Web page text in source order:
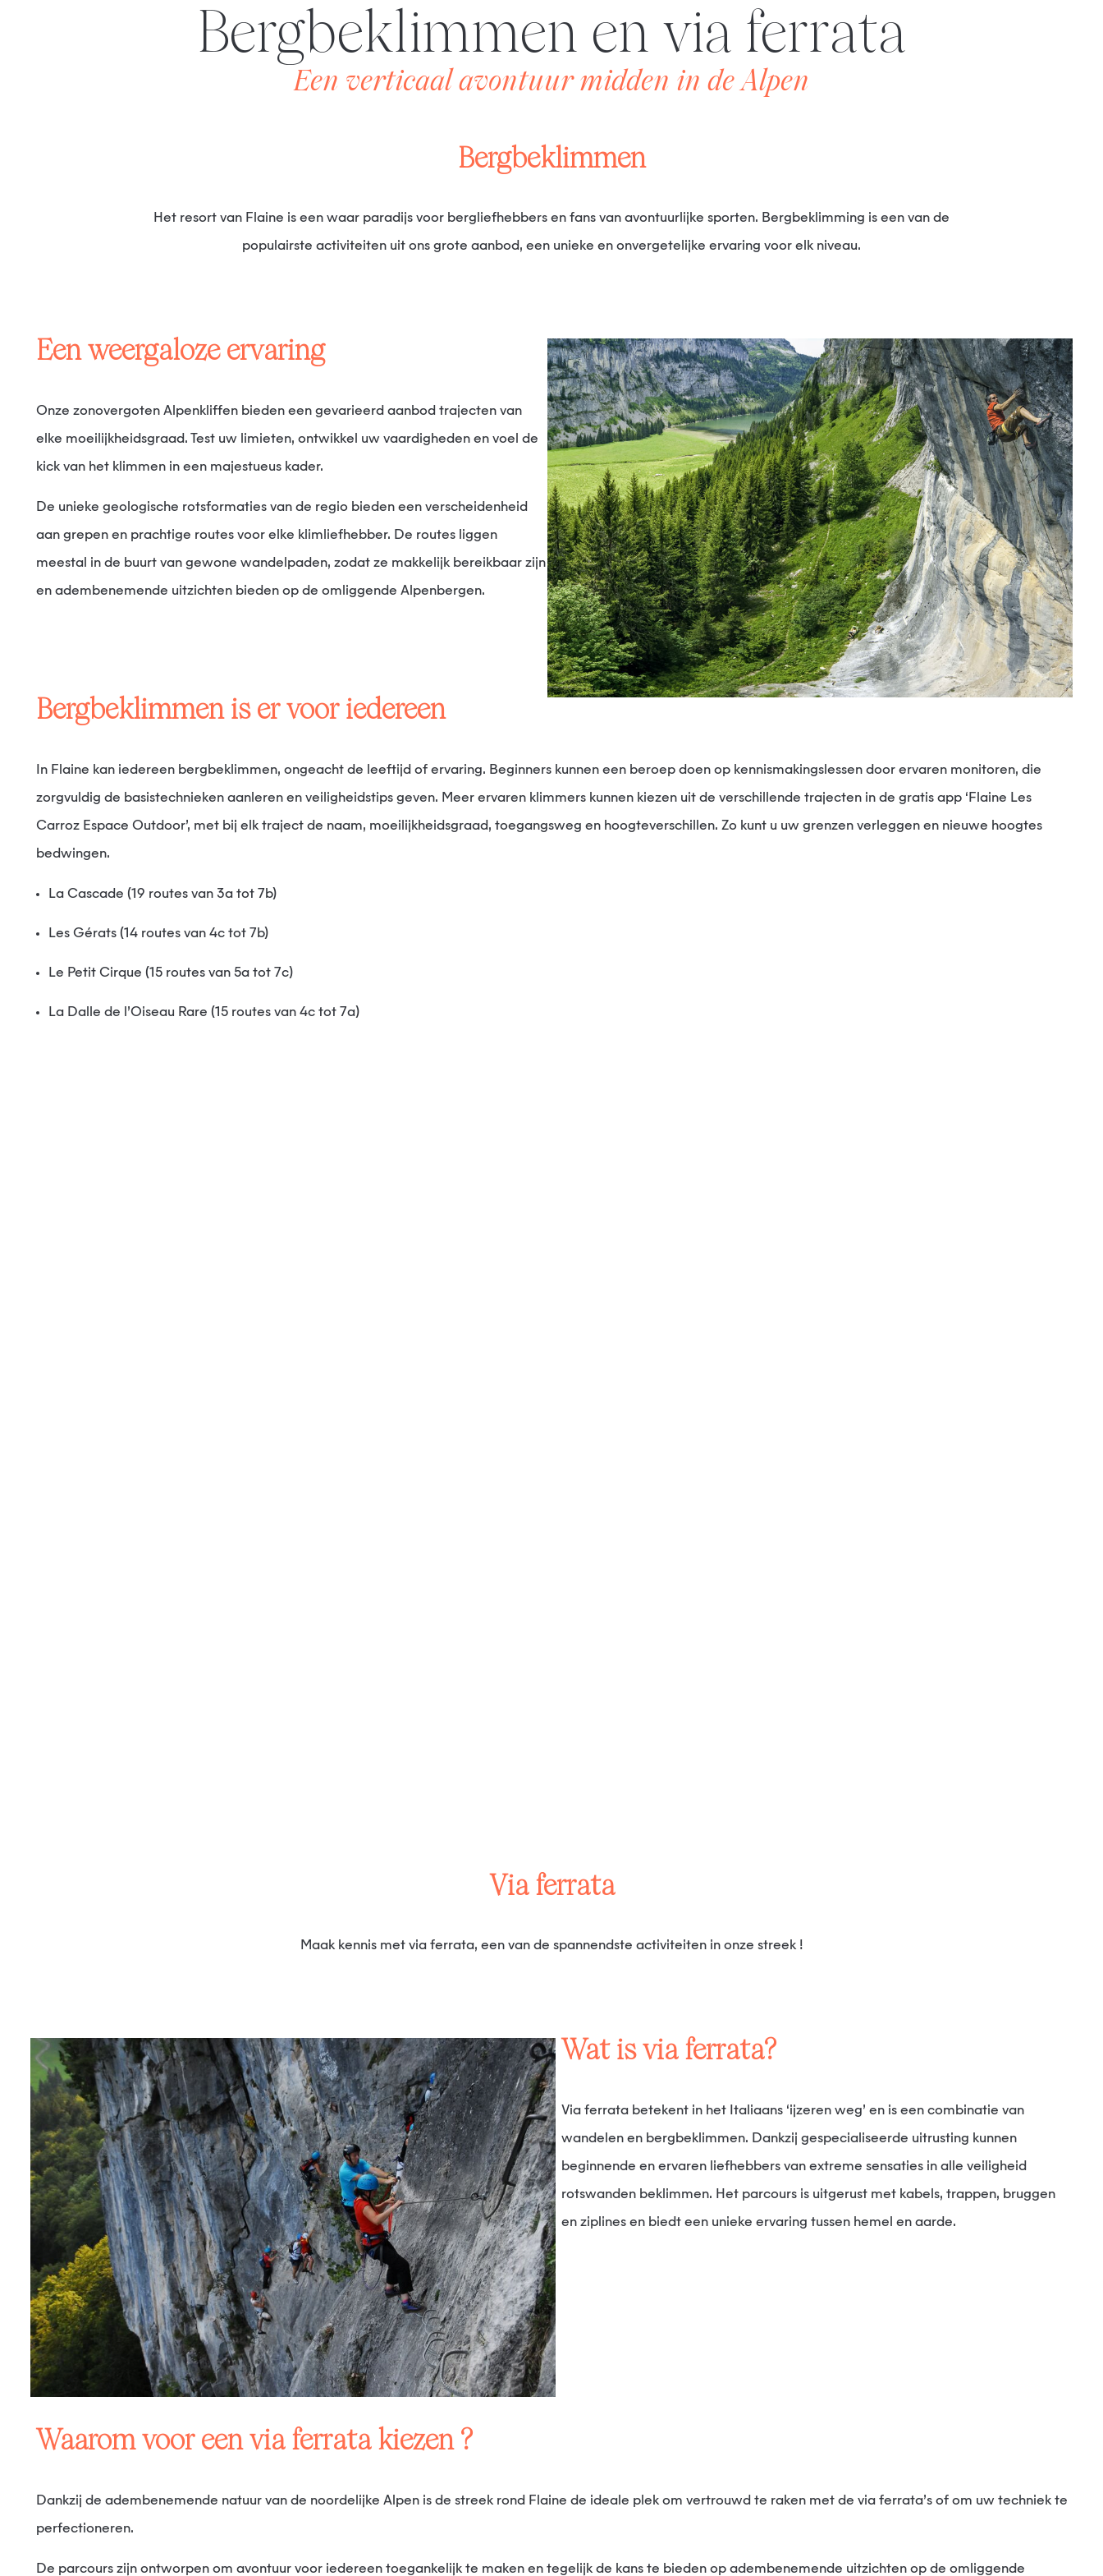
Bergbeklimmen en via ferrata
Een verticaal avontuur midden in de Alpen
Bergbeklimmen
Het resort van Flaine is een waar paradijs voor bergliefhebbers en fans van avontuurlijke sporten. Bergbeklimming is een van de
populairste activiteiten uit ons grote aanbod, een unieke en onvergetelijke ervaring voor elk niveau.
Een weergaloze ervaring
Onze zonovergoten Alpenkliffen bieden een gevarieerd aanbod trajecten van
elke moeilijkheidsgraad. Test uw limieten, ontwikkel uw vaardigheden en voel de
kick van het klimmen in een majestueus kader.
De unieke geologische rotsformaties van de regio bieden een verscheidenheid
aan grepen en prachtige routes voor elke klimliefhebber. De routes liggen
meestal in de buurt van gewone wandelpaden, zodat ze makkelijk bereikbaar zijn
en adembenemende uitzichten bieden op de omliggende Alpenbergen.
Bergbeklimmen is er voor iedereen
zorgvuldig de basistechnieken aanleren en veiligheidstips geven. Meer ervaren klimmers kunnen kiezen uit de verschillende trajecten in de gratis app ‘Flaine Les
Carroz Espace Outdoor’, met bij elk traject de naam, moeilijkheidsgraad, toegangsweg en hoogteverschillen. Zo kunt u uw grenzen verleggen en nieuwe hoogtes
bedwingen.
La Cascade (19 routes van 3a tot 7b)
Les Gérats (14 routes van 4c tot 7b)
Le Petit Cirque (15 routes van 5a tot 7c)
La Dalle de l’Oiseau Rare (15 routes van 4c tot 7a)
Via ferrata
Maak kennis met via ferrata, een van de spannendste activiteiten in onze streek !
Wat is via ferrata?
Via ferrata betekent in het Italiaans ‘ijzeren weg’ en is een combinatie van
wandelen en bergbeklimmen. Dankzij gespecialiseerde uitrusting kunnen
beginnende en ervaren liefhebbers van extreme sensaties in alle veiligheid
rotswanden beklimmen. Het parcours is uitgerust met kabels, trappen, bruggen
en ziplines en biedt een unieke ervaring tussen hemel en aarde.
Waarom voor een via ferrata kiezen ?
Dankzij de adembenemende natuur van de noordelijke Alpen is de streek rond Flaine de ideale plek om vertrouwd te raken met de via ferrata’s of om uw techniek te
perfectioneren.
De parcours zijn ontworpen om avontuur voor iedereen toegankelijk te maken en tegelijk de kans te bieden op adembenemende uitzichten op de omliggende